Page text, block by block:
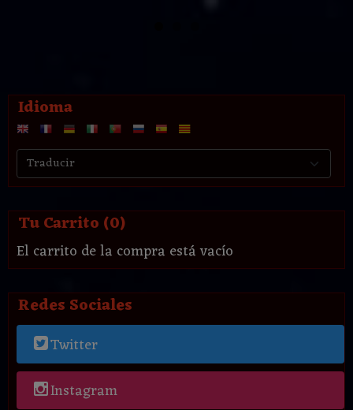
Idioma
Tu Carrito (0)
El carrito de la compra está vacío
Redes Sociales
Twitter
Instagram